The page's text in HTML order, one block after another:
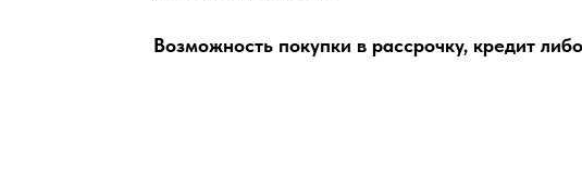
Возможность покупки в рассрочку, кредит